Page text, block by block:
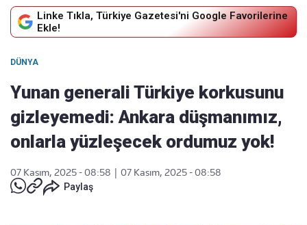
Linke Tıkla, Türkiye Gazetesi'ni Google Favorilerine
Ekle!
DÜNYA
Yunan generali Türkiye korkusunu
gizleyemedi: Ankara düşmanımız,
onlarla yüzleşecek ordumuz yok!
07 Kasım, 2025 - 08:58
07 Kasım, 2025 - 08:58
Paylaş